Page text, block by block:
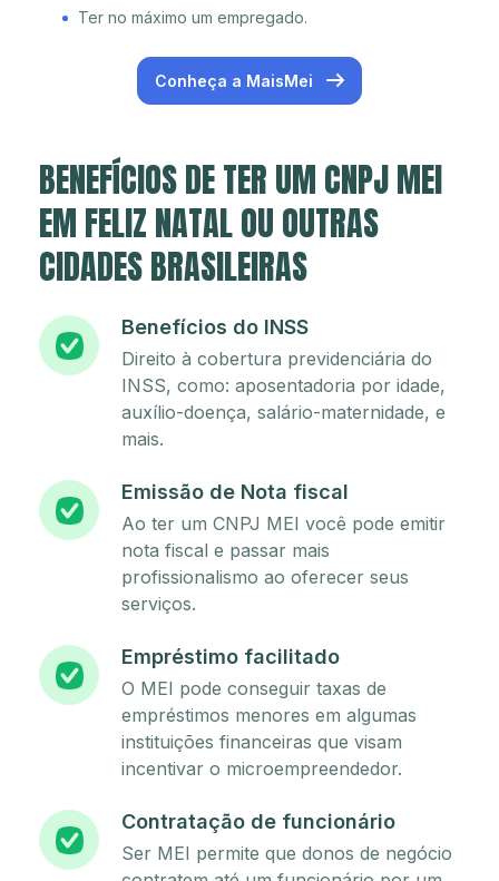
Ter no máximo um empregado.
Conheça a MaisMei
BENEFÍCIOS DE TER UM CNPJ MEI
EM FELIZ NATAL OU OUTRAS
CIDADES BRASILEIRAS
Benefícios do INSS
Direito à cobertura previdenciária do
INSS, como: aposentadoria por idade,
auxílio-doença, salário-maternidade, e
mais.
Emissão de Nota fiscal
Ao ter um CNPJ MEI você pode emitir
nota fiscal e passar mais
profissionalismo ao oferecer seus
serviços.
Empréstimo facilitado
O MEI pode conseguir taxas de
empréstimos menores em algumas
instituições financeiras que visam
incentivar o microempreendedor.
Contratação de funcionário
Ser MEI permite que donos de negócio